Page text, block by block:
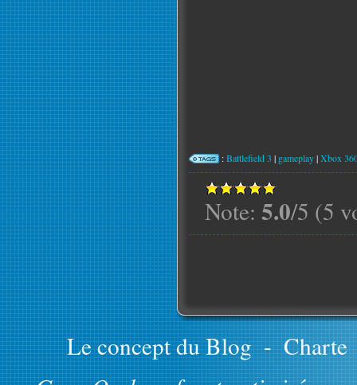
:Battlefield 3 | gameplay|Xbox
Note: 5.0/5 (5
Le concept du Blog - Charte